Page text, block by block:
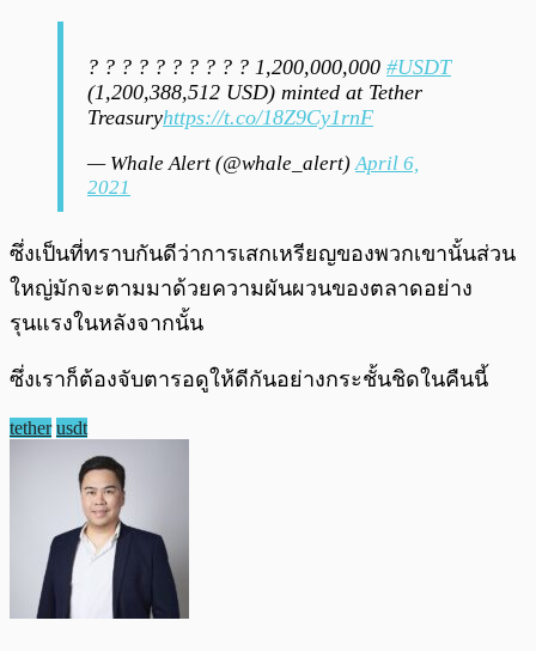
? ? ? ? ? ? ? ? ? ? 1,200,000,000 #USDT
(1,200,388,512 USD) minted at Tether
Treasuryhttps://t.co/18Z9Cy1rnF
— Whale Alert (@whale_alert)April 6,
2021
ซึ่งเป็นที่ทราบกันดีว่าการเสกเหรียญของพวกเขานั้นส่วน
ใหญ่มักจะตามมาด้วยความผันผวนของตลาดอย่าง
รุนแรงในหลังจากนั้น
ซึ่งเราก็ต้องจับตารอดูให้ดีกันอย่างกระชั้นชิดในคืนนี้
tether usdt